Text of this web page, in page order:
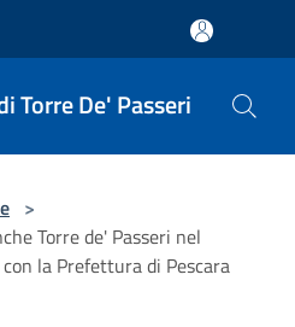
Torre De' Passeri
>
Torre de' Passeri nel
la Prefettura di Pescara